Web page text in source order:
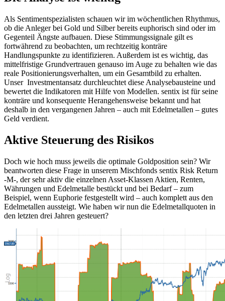
Als Sentimentspezialisten schauen wir im wöchentlichen Rhythmus,
ob die Anleger bei Gold und Silber bereits euphorisch sind oder im
Gegenteil Ängste aufbauen. Diese Stimmungssignale gilt es
fortwährend zu beobachten, um rechtzeitig konträre
Handlungspunkte zu identifizieren. Außerdem ist es wichtig, das
mittelfristige Grundvertrauen genauso im Auge zu behalten wie das
reale Positionierungsverhalten, um ein Gesamtbild zu erhalten.
Unser Investmentansatz durchleuchtet diese Analysebausteine und
bewertet die Indikatoren mit Hilfe von Modellen. sentix ist für seine
konträre und konsequente Herangehensweise bekannt und hat
deshalb in den vergangenen Jahren – auch mit Edelmetallen – gutes
Geld verdient.
Aktive Steuerung des Risikos
Doch wie hoch muss jeweils die optimale Goldposition sein? Wir
beantworten diese Frage in unserem Mischfonds sentix Risk Return
-M-, der sehr aktiv die einzelnen Asset-Klassen Aktien, Renten,
Währungen und Edelmetalle bestückt und bei Bedarf – zum
Beispiel, wenn Euphorie festgestellt wird – auch komplett aus den
Edelmetallen aussteigt. Wie haben wir nun die Edelmetallquoten in
den letzten drei Jahren gesteuert?